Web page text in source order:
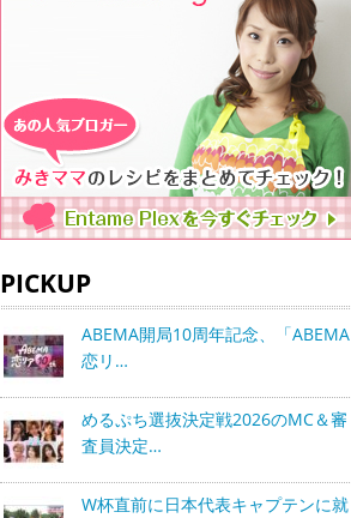
PICKUP
ABEMA開局10周年記念、「ABEMA
恋リ…
めるぷち選抜決定戦2026のMC＆審
査員決定…
W杯直前に日本代表キャプテンに就